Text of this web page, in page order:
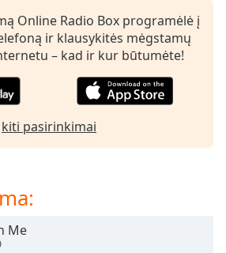
Online Radio Box programėlė į
ir klausykitės mėgstamų
– kad ir kur būtumėte!
kiti pasirinkimai
Me